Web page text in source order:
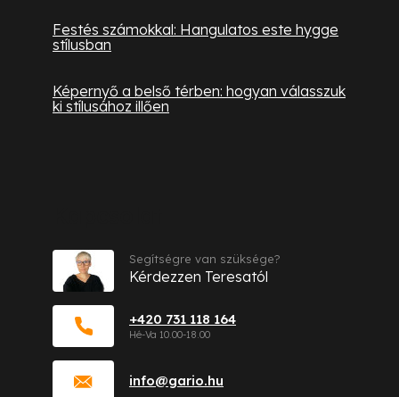
Festés számokkal: Hangulatos este hygge
stílusban
Képernyő a belső térben: hogyan válasszuk
ki stílusához illően
info@gario.hu
+420 731 118 164
Segítségre van szüksége?
Kérdezzen Teresatól